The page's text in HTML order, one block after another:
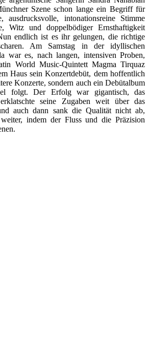
Szene schon lange ein Begriff für
ausdrucksvolle, intonationsreine Stimme
Witz und doppelbödiger Ernsthaftigkeit
endlich ist es ihr gelungen, die richtige
Am Samstag in der idyllischen
war es, nach langen, intensiven Proben,
World Music-Quintett Magma Tirquaz
Haus sein Konzertdebüt, dem hoffentlich
Konzerte, sondern auch ein Debütalbum
folgt. Der Erfolg war gigantisch, das
seine Zugaben weit über das
auch dann sank die Qualität nicht ab,
indem der Fluss und die Präzision